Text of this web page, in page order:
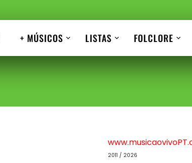
+ MÚSICOS LISTAS FOLCLORE
2011 / 2026